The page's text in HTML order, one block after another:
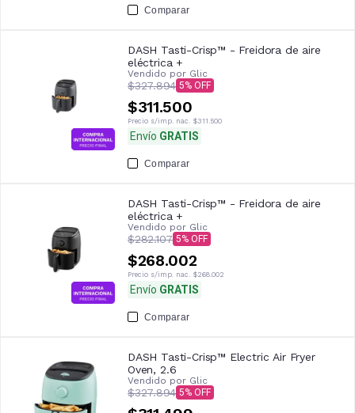
Comparar
DASH Tasti-Crisp™ - Freidora de aire
eléctrica +
Vendido por Glic
$327.894 5
$311.500
Precio s/imp. nac. $311.500
Envío GRATIS
Comparar
DASH Tasti-Crisp™ - Freidora de aire
eléctrica +
Vendido por Glic
$282.107 5
$268.002
Precio s/imp. nac. $268.002
Envío GRATIS
Comparar
DASH Tasti-Crisp™ Electric Air Fryer
Oven, 2.6
Vendido por Glic
$327.894 5